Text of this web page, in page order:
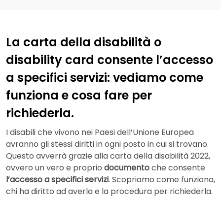
La carta della disabilità o
disability card consente l’accesso
a specifici servizi: vediamo come
funziona e cosa fare per
richiederla.
I disabili che vivono nei Paesi dell’Unione Europea
avranno gli stessi diritti in ogni posto in cui si trovano.
Questo avverrà grazie alla carta della disabilità 2022,
ovvero un vero e proprio documentoche consente
l’accesso a specifici servizi. Scopriamo come funziona,
chi ha diritto ad averla e la procedura per richiederla.